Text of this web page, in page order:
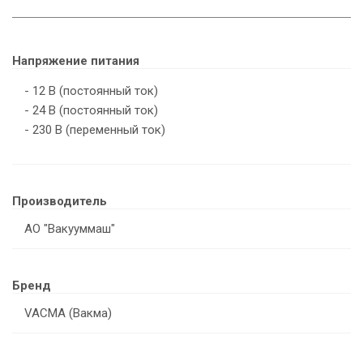
Напряжение питания
- 12 В (постоянный ток)
- 24 В (постоянный ток)
- 230 В (переменный ток)
Производитель
АО "Вакууммаш"
Бренд
VACMA (Вакма)